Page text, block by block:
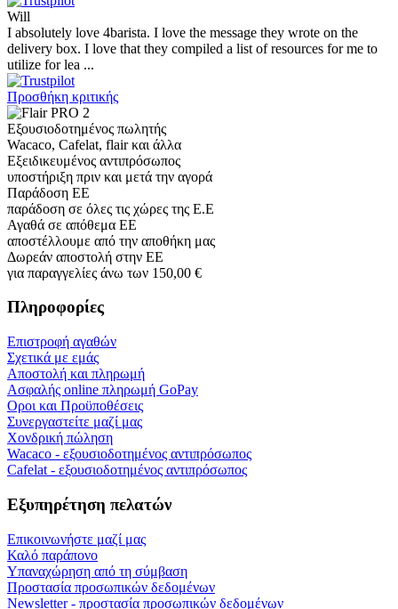
Will
I absolutely love 4barista. I love the message they wrote on the
delivery box. I love that they compiled a list of resources for me to
utilize for lea ...
Προσθήκη κριτικής
Εξουσιοδοτημένος πωλητής
Wacaco, Cafelat, flair και άλλα
Εξειδικευμένος αντιπρόσωπος
υποστήριξη πριν και μετά την αγορά
Παράδοση ΕΕ
παράδοση σε όλες τις χώρες της Ε.Ε
Αγαθά σε απόθεμα ΕΕ
αποστέλλουμε από την αποθήκη μας
Δωρεάν αποστολή στην ΕΕ
για παραγγελίες άνω των 150,00 €
Πληροφορίες
Επιστροφή αγαθών
Σχετικά με εμάς
Αποστολή και πληρωμή
Ασφαλής online πληρωμή GoPay
Οροι και Προϋποθέσεις
Συνεργαστείτε μαζί μας
Χονδρική πώληση
Wacaco - εξουσιοδοτημένος αντιπρόσωπος
Cafelat - εξουσιοδοτημένος αντιπρόσωπος
Εξυπηρέτηση πελατών
Επικοινωνήστε μαζί μας
Καλό παράπονο
Υπαναχώρηση από τη σύμβαση
Προστασία προσωπικών δεδομένων
Newsletter - προστασία προσωπικών δεδομένων